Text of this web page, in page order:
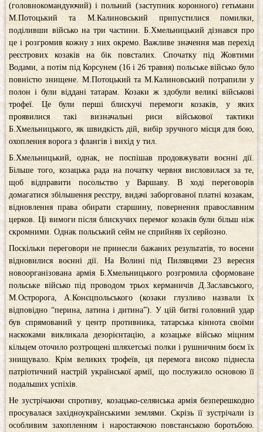
(головнокомандуючий) і польний (заступник коронного) гетьмани
М.Потоцький та М.Калиновський припустилися помилки,
поділивши військо на три частини. Б.Хмельницький дізнався про
це і розгромив кожну з них окремо. Важливе значення мав перехід
реєстрових козаків на бік повсталих. Спочатку під Жовтими
Водами, а потім під Корсунем (16 і 26 травня) польське військо було
повністю знищене. М.Потоцький та М.Калиновський потрапили у
полон і були віддані татарам. Козаки ж здобули великі військові
трофеї. Це були перші блискучі перемоги козаків, у яких
проявилися такі визначальні риси військової тактики
Б.Хмельницького, як швидкість дій, вибір зручного місця для бою,
охоплення ворога з флангів і вихід у тил.
Б.Хмельницький, однак, не поспішав продовжувати воєнні дії.
Більше того, козацька рада на початку червня висловилася за те,
щоб відправити посольство у Варшаву. В ході переговорів
домагатися збільшення реєстру, видачі заборгованої платні козакам,
відновлення права обирати старшину, повернення православним
церков. Ці вимоги після блискучих перемог козаків були більш ніж
скромними. Однак польський сейм не сприйняв їх серйозно.
Поскільки переговори не принесли бажаних результатів, то восени
відновилися воєнні дії. На Волині під Пилявцями 23 вересня
новоорганізована армія Б.Хмельницького розгромила сформоване
польське військо під проводом трьох керманичів Д.Заславського,
М.Остророга, А.Конєцпольського (козаки глузливо назвали їх
відповідно “перина, латина і дитина”). У цій битві головний удар
був спрямований у центр противника, татарська кіннота своїми
наскоками викликала дезорієнтацію, а козацьке військо міцним
кільцем оточило розтрощені шляхетські полки і рушничним боєм їх
знищувало. Крім великих трофеїв, ця перемога високо піднесла
патріотичний настрій української армії, що послужило основою її
подальших успіхів.
Не зустрічаючи спротиву, козацько-селянська армія безперешкодно
просувалася західноукраїнськими землями. Скрізь її зустрічали із
особливим захопленням і наростаючою повстанською боротьбою.